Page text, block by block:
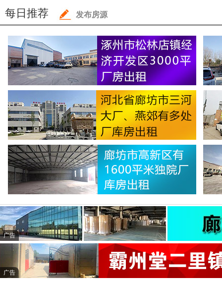
每日推荐 发布房源
广告
广告